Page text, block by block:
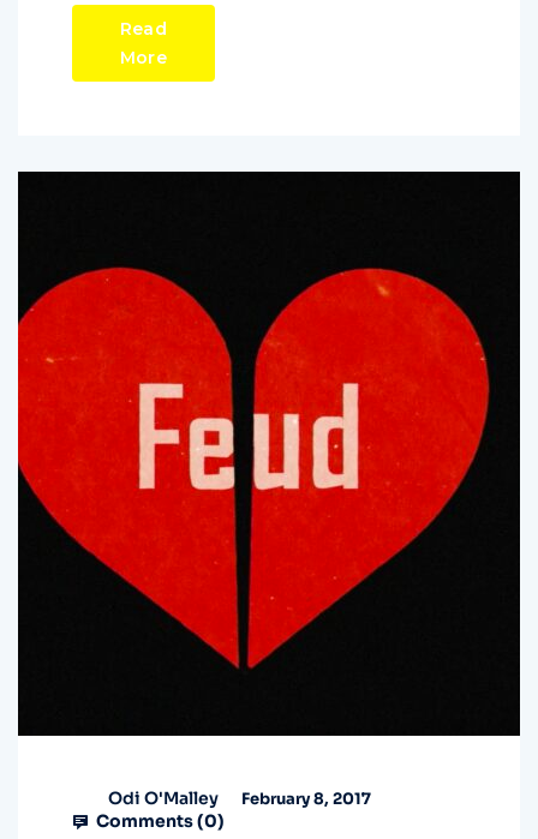
Read
More
Odi O'Malley February 8, 2017
Comments (0)